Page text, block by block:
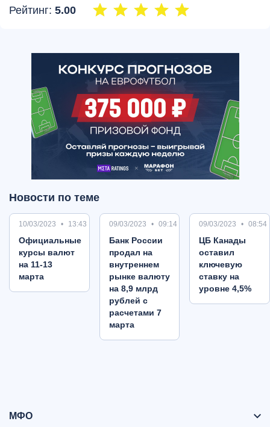
Рейтинг: 5.00
Новости по теме
10/03/2023 13:43
Oфициальные
курсы валют
на 11-13
марта
09/03/2023 09:14
Банк России
продал на
внутреннем
рынке валюту
на 8,9 млрд
рублей с
расчетами 7
марта
09/03/2023 08:54
ЦБ Канады
оставил
ключевую
ставку на
уровне 4,5%
МФО